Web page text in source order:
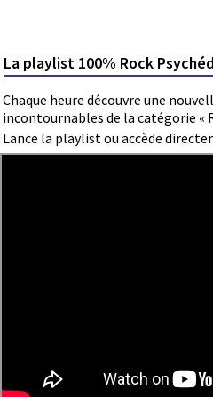
La playlist 100% Rock
Chaque heure découvre une
incontournables de la catégorie «
Lance la playlist ou accède